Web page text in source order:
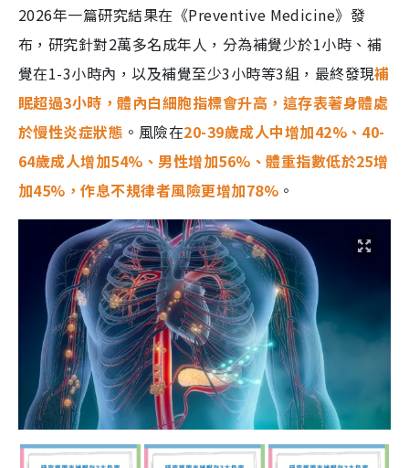
2026年一篇研究結果在《Preventive Medicine》發
布，研究針對2萬多名成年人，分為補覺少於1小時、補
覺在1-3小時內，以及補覺至少3小時等3組，最終發現補
眠超過3小時，體內白細胞指標會升高，這存表著身體處
於慢性炎症狀態 。風險在20-39歲成人中增加42%、40-
64歲成人增加54%、男性增加56%、體重指數低於25增
加45%，作息不規律者風險更增加78% 。